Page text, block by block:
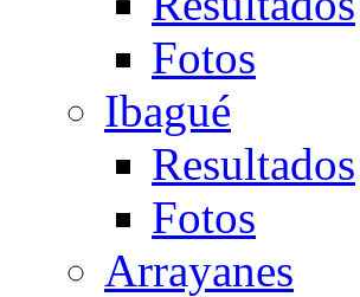
Fotos
Ibagué
Resultados
Fotos
Arrayanes